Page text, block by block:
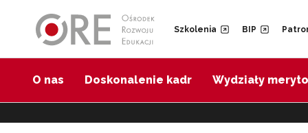
Szkolenia BIP
O nas Doskonalenie kadr Wydziały